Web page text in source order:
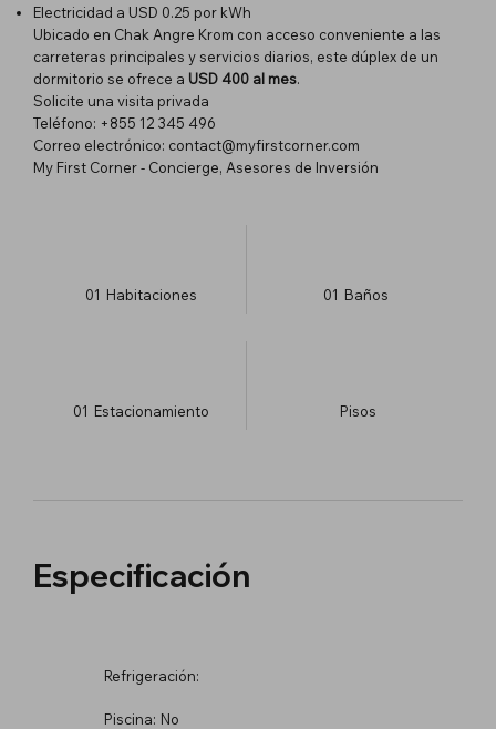
Electricidad a USD 0.25 por kWh
Ubicado en Chak Angre Krom con acceso conveniente a las
carreteras principales y servicios diarios, este dúplex de un
dormitorio se ofrece a USD 400 al mes.
Solicite una visita privada
Teléfono: +855 12 345 496
Correo electrónico: contact@myfirstcorner.com
My First Corner - Concierge, Asesores de Inversión
01 Habitaciones 01 Baños
01 Estacionamiento ​Pisos
Especificación
Refrigeración:
Piscina: No